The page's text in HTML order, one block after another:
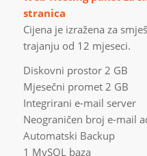
stranica
Cijena je izražena za
trajanju od 12 mjeseci.
Diskovni prostor 2 GB
Mjesečni promet 2 GB
Integrirani e-mail server
Neograničen broj e-mail
Automatski Backup
1 MySQL baza